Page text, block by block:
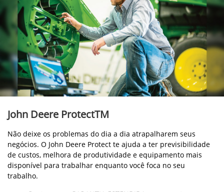
John Deere ProtectTM
Não deixe os problemas do dia a dia atrapalharem seus
negócios. O John Deere Protect te ajuda a ter previsibilidade